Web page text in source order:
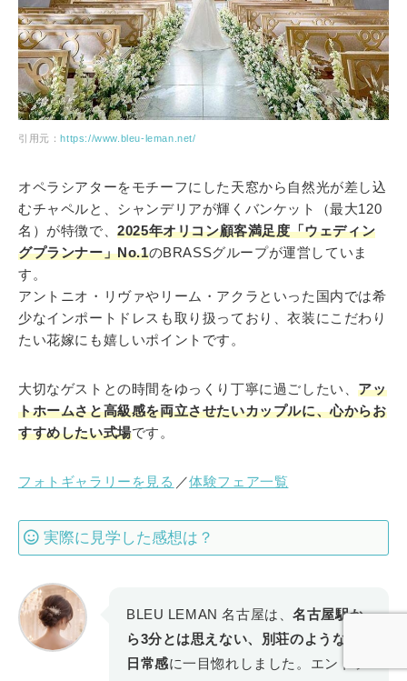
引用元：https://www.bleu-leman.net/
オペラシアターをモチーフにした天窓から自然光が差し込
むチャペルと、シャンデリアが輝くバンケット（最大120
名）が特徴で、2025年オリコン顧客満足度「ウェディン
グプランナー」No.1のBRASSグループが運営していま
す。
アントニオ・リヴァやリーム・アクラといった国内では希
少なインポートドレスも取り扱っており、衣装にこだわり
たい花嫁にも嬉しいポイントです。
大切なゲストとの時間をゆっくり丁寧に過ごしたい、アッ
トホームさと高級感を両立させたいカップルに、心からお
すすめしたい式場です。
フォトギャラリーを見る ／体験フェア一覧
実際に見学した感想は？
BLEU LEMAN 名古屋は、名古屋駅か
ら3分とは思えない、別荘のような非
日常感に一目惚れしました。エントラ